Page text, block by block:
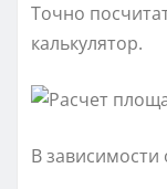
Точно
калькулятор.
В